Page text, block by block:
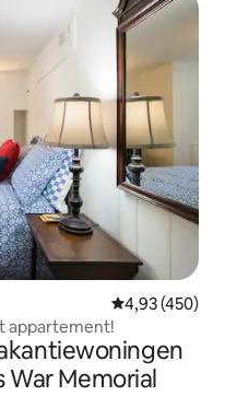
Gemiddelde
4,93 (450)
appartement!
War Memorial